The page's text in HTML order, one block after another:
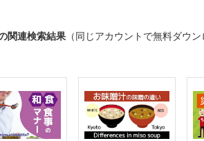
関連検索結果 （同じアカウントで無料ダウン